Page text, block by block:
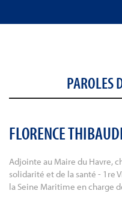
PAROLES
FLORENCE
Adjointe au Maire du Havre,
solidarité et de la santé - 1re
la Seine Maritime en charge